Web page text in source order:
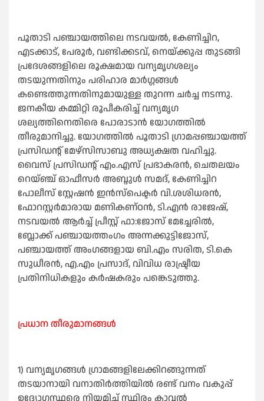
പൂതാടി പഞ്ചായത്തിലെ നടവയൽ, കേണിച്ചിറ,
എടക്കാട്, പേരൂര്‍, വണ്ടിക്കടവ്, നെയ്ക്കുപ്പ തുടങ്ങി
പ്രദേശങ്ങളിലെ രൂക്ഷമായ വന്യമൃഗശല്യം
തടയുന്നതിനും പരിഹാര മാര്‍ഗ്ഗങ്ങള്‍
കണ്ടെത്തുന്നതിനുമായുള്ള തുറന്ന ചര്‍ച്ച നടന്നു.
ജനകീയ കമ്മിറ്റി രൂപീകരിച്ച് വന്യമൃഗ
ശല്യത്തിനെതിരെ പോരാടാൻ യോഗത്തിൽ
തീരുമാനിച്ചു. യോഗത്തിൽ പൂതാടി ഗ്രാമപ്പഞ്ചായത്ത്
പ്രസിഡന്റ് മേഴ്സിസാബു അധ്യക്ഷത വഹിച്ചു.
വൈസ് പ്രസിഡന്റ് എം.എസ് പ്രഭാകരന്‍, ചെതലയം
റെയ്ഞ്ച് ഓഫീസര്‍ അബ്ദുള്‍ സമദ്, കേണിച്ചിറ
പോലീസ് സ്റ്റേഷൻ ഇൻസ്പെക്ടർ വി.ശശിധരന്‍,
ഫോറസ്റ്റർമാരായ മണികണ്ഠന്‍, ടി.എൻ രാജേഷ്,
നടവയല്‍ ആര്‍ച്ച് പ്രീസ്റ്റ് ഫാ:ജോസ് മേച്ചേരില്‍,
ബ്ലോക്ക് പഞ്ചായത്തംഗം അന്നക്കുട്ടിജോസ്,
പഞ്ചായത്ത് അംഗങ്ങളായ ബി.എം സരിത, ടി.കെ
സുധീരന്‍, എ.എം പ്രസാദ്, വിവിധ രാഷ്ട്രീയ
പ്രതിനിധികളും കർഷകരും പങ്കെടുത്തു.
പ്രധാന തീരുമാനങ്ങൾ
1) വന്യമൃഗങ്ങൾ ഗ്രാമങ്ങളിലേക്കിറങ്ങുന്നത്
തടയാനായി വനാതിർത്തിയിൽ രണ്ട് വനം വകുപ്പ്